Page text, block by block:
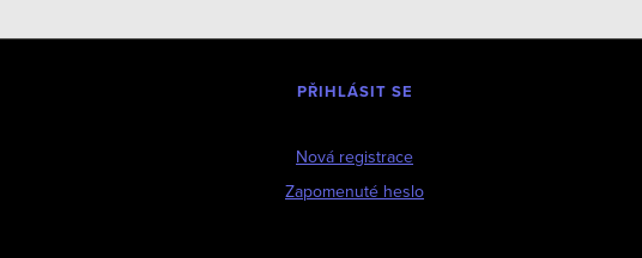
PŘIHLÁSIT SE
Nová registrace
Zapomenuté heslo